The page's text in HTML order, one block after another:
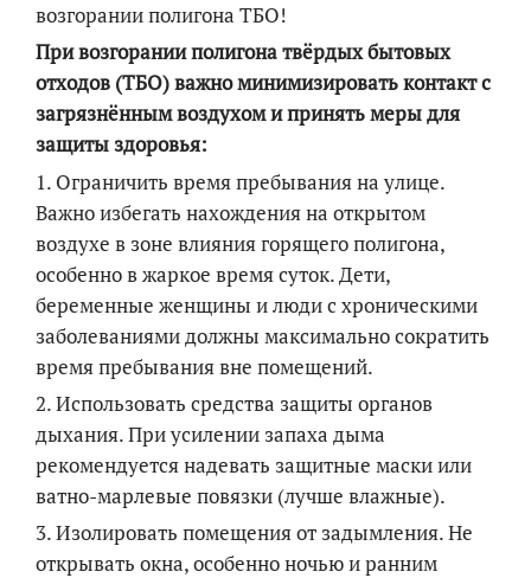
возгорании полигона ТБО!
При возгорании полигона твёрдых бытовых
отходов (ТБО) важно минимизировать контакт с
загрязнённым воздухом и принять меры для
защиты здоровья:
1. Ограничить время пребывания на улице.
Важно избегать нахождения на открытом
воздухе в зоне влияния горящего полигона,
особенно в жаркое время суток. Дети,
беременные женщины и люди с хроническими
заболеваниями должны максимально сократить
время пребывания вне помещений.
2. Использовать средства защиты органов
дыхания. При усилении запаха дыма
рекомендуется надевать защитные маски или
ватно-марлевые повязки (лучше влажные).
3. Изолировать помещения от задымления. Не
открывать окна, особенно ночью и ранним